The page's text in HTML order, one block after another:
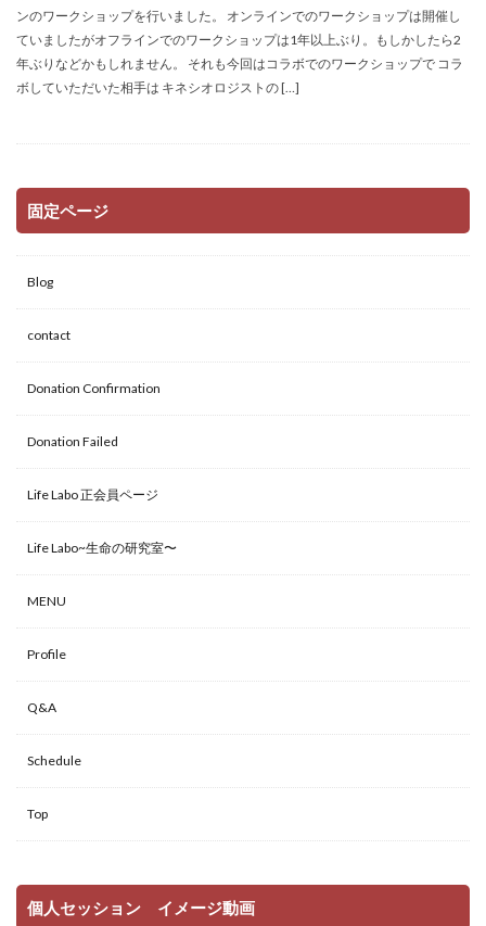
ンのワークショップを行いました。 オンラインでのワークショップは開催し
ていましたがオフラインでのワークショップは1年以上ぶり。もしかしたら2
年ぶりなどかもしれません。 それも今回はコラボでのワークショップで コラ
ボしていただいた相手は キネシオロジストの […]
固定ページ
Blog
contact
Donation Confirmation
Donation Failed
Life Labo 正会員ページ
Life Labo~生命の研究室〜
MENU
Profile
Q&A
Schedule
Top
個人セッション イメージ動画